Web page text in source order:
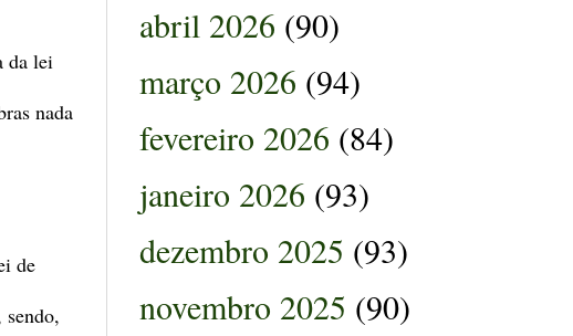
da lei
nada
de
abril 2026 (90)
março 2026 (94)
fevereiro 2026 (84)
janeiro 2026 (93)
dezembro 2025 (93)
novembro 2025 (90)